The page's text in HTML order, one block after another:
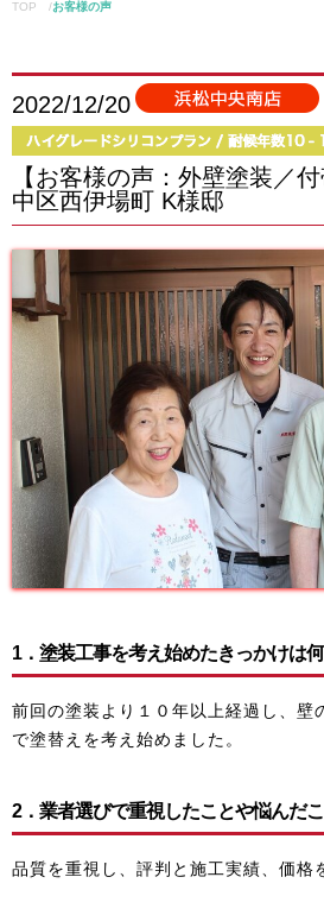
TOP /お客様の声
2022/12/20
【お客様の声：外壁塗装／
中区西伊場町 K様邸
1．塗装工事を考え始めたきっかけは
前回の塗装より１０年以上経過し、壁
で塗替えを考え始めました。
2．業者選びで重視したことや悩んだ
品質を重視し、評判と施工実績、価格